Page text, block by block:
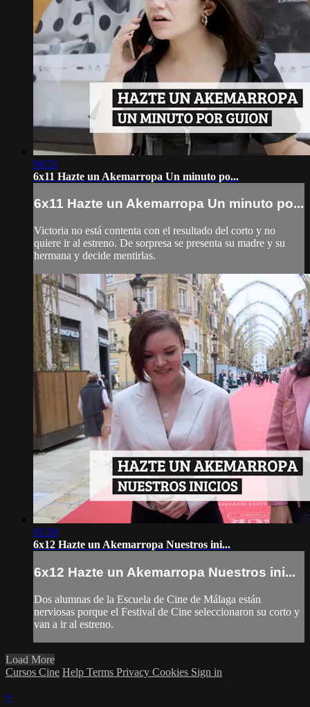
04:51
6x11 Hazte un Akemarropa Un minuto po...
6x11 Hazte un Akemarropa Un minuto po...
Victoria no está contenta con el resultado del corto y no
quiere ir al estreno. De sorpresa se presenta su madre y su
hermana y decide mentirlas.
01:58
6x12 Hazte un Akemarropa Nuestros ini...
6x12 Hazte un Akemarropa Nuestros ini...
Dos alumnas de la Escuela de Cine de Málaga están
nerviosas porque el Festival de Cine seleccionaron su corto y
van a ir al estreno.
Load More
Cursos Cine Help Terms Privacy Cookies Sign in
×